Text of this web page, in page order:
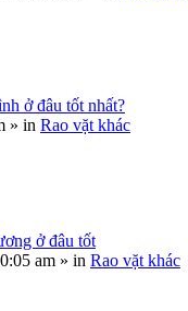
ở đâu tốt nhất?
» in Rao vặt khác
ở đâu tốt
am » in Rao vặt khác